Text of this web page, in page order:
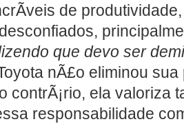
de
que devo ser
nÃ£o eliminou
contrÃ¡rio, ela valoriza
responsabilidade